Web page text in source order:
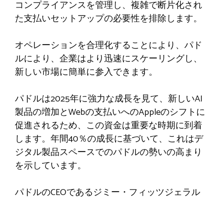
コンプライアンスを管理し、複雑で断片化され
た支払いセットアップの必要性を排除します。
オペレーションを合理化することにより、パド
ルにより、企業はより迅速にスケーリングし、
新しい市場に簡単に参入できます。
パドルは2025年に強力な成長を見て、新しいAI
製品の増加とWebの支払いへのAppleのシフトに
促進されるため、この資金は重要な時期に到着
します。年間40％の成長に基づいて、これはデ
ジタル製品スペースでのパドルの勢いの高まり
を示しています。
パドルのCEOであるジミー・フィッツジェラル